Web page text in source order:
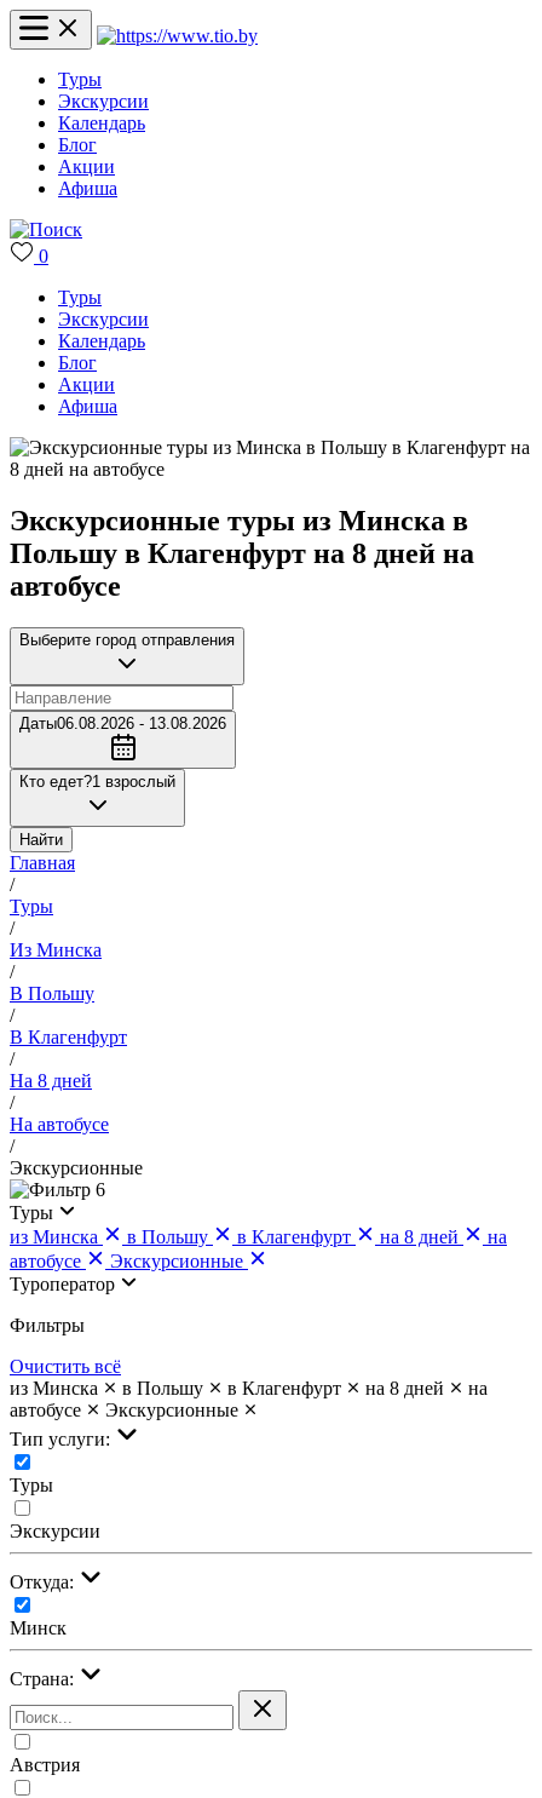
Туры
Экскурсии
Календарь
Блог
Акции
Афиша
0
Туры
Экскурсии
Календарь
Блог
Акции
Афиша
Экскурсионные туры из Минска в
Польшу в Клагенфурт на 8 дней на
автобусе
Выберите город отправления
Даты06.08.2026 - 13.08.2026
Кто едет?1 взрослый
Найти
Главная
/
Туры
/
Из Минска
/
В Польшу
/
В Клагенфурт
/
На 8 дней
/
На автобусе
/
Экскурсионные
6
Туры
из Минска
в Польшу в Клагенфурт на 8 дней
на
автобусе
Экскурсионные
Туроператор
Фильтры
Очистить всё
из Минска
в Польшу в Клагенфурт на 8 дней
на
автобусе
Экскурсионные
Тип услуги:
Туры
Экскурсии
Откуда:
Минск
Страна:
Австрия